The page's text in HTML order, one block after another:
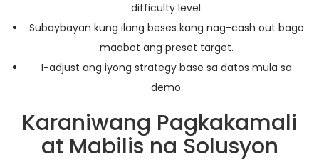
difficulty level.
Subaybayan kung ilang beses kang nag-cash out bago
maabot ang preset target.
I-adjust ang iyong strategy base sa datos mula sa
demo.
Karaniwang Pagkakamali
at Mabilis na Solusyon